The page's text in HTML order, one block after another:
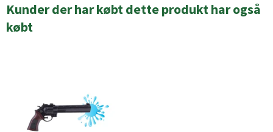
Kunder der har købt dette produkt har også
købt